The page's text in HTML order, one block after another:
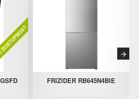
FRIZIDER RB645N4BIE